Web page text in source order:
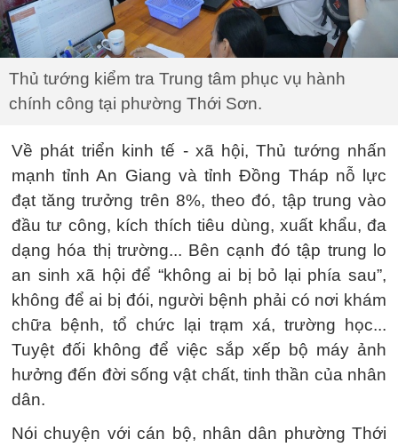
Thủ tướng kiểm tra Trung tâm phục vụ hành
chính công tại phường Thới Sơn.
Về phát triển kinh tế - xã hội, Thủ tướng nhấn
mạnh tỉnh An Giang và tỉnh Đồng Tháp nỗ lực
đạt tăng trưởng trên 8%, theo đó, tập trung vào
đầu tư công, kích thích tiêu dùng, xuất khẩu, đa
dạng hóa thị trường... Bên cạnh đó tập trung lo
an sinh xã hội để “không ai bị bỏ lại phía sau”,
không để ai bị đói, người bệnh phải có nơi khám
chữa bệnh, tổ chức lại trạm xá, trường học...
Tuyệt đối không để việc sắp xếp bộ máy ảnh
hưởng đến đời sống vật chất, tinh thần của nhân
dân.
Nói chuyện với cán bộ, nhân dân phường Thới